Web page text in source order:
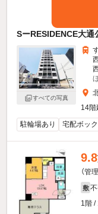
SーRESIDENCE大
すべての写真
14階
駐輪場あり
宅配ボッ
9.8
（管
敷
1階 /